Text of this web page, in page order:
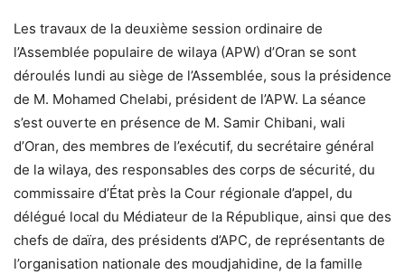
Les travaux de la deuxième session ordinaire de
l’Assemblée populaire de wilaya (APW) d’Oran se sont
déroulés lundi au siège de l’Assemblée, sous la présidence
de M. Mohamed Chelabi, président de l’APW. La séance
s’est ouverte en présence de M. Samir Chibani, wali
d’Oran, des membres de l’exécutif, du secrétaire général
de la wilaya, des responsables des corps de sécurité, du
commissaire d’État près la Cour régionale d’appel, du
délégué local du Médiateur de la République, ainsi que des
chefs de daïra, des présidents d’APC, de représentants de
l’organisation nationale des moudjahidine, de la famille